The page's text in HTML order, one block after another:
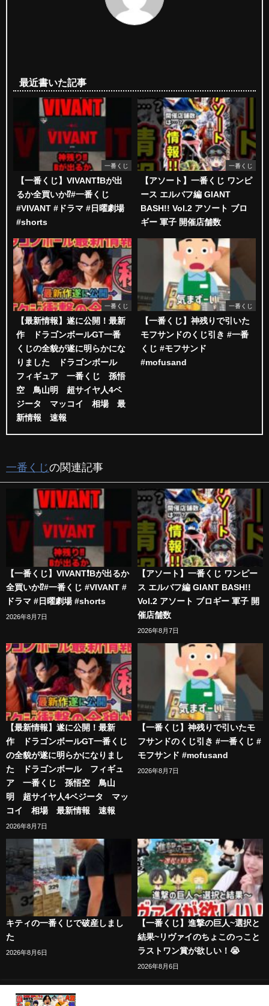
最近書いた記事
一番くじ
【一番くじ】VIVANT❗️Bが出
るか全買いか⁉️#一番くじ
#VIVANT #ドラマ #日曜劇場
#shorts
一番くじ
【アソート】一番くじ ワンピ
ース エルバフ編 GIANT
BASH!! Vol.2 アソート ブロ
ギー 軍子 開催店舗数
一番くじ
【最新情報】遂に公開！最新
作 ドラゴンボールGT一番
くじの全貌が遂に明らかにな
りました ドラゴンボール
フィギュア 一番くじ 孫悟
空 鳥山明 超サイヤ人4ベ
ジータ マッコイ 相場 最
新情報 速報
一番くじ
【一番くじ】神残りで引いた
モフサンドのくじ引き #一番
くじ #モフサンド
#mofusand
一番くじの関連記事
【一番くじ】VIVANT❗️Bが出るか
全買いか⁉️#一番くじ #VIVANT #
ドラマ #日曜劇場 #shorts
2026年8月7日
【アソート】一番くじ ワンピー
ス エルバフ編 GIANT BASH!!
Vol.2 アソート ブロギー 軍子 開
催店舗数
2026年8月7日
【最新情報】遂に公開！最新
作 ドラゴンボールGT一番くじ
の全貌が遂に明らかになりまし
た ドラゴンボール フィギュ
ア 一番くじ 孫悟空 鳥山
明 超サイヤ人4ベジータ マッ
コイ 相場 最新情報 速報
2026年8月7日
【一番くじ】神残りで引いたモ
フサンドのくじ引き #一番くじ #
モフサンド #mofusand
2026年8月7日
キティの一番くじで破産しまし
た
2026年8月6日
【一番くじ】進撃の巨人~選択と
結果~リヴァイのちょこのっこと
ラストワン賞が欲しい！😭
2026年8月6日